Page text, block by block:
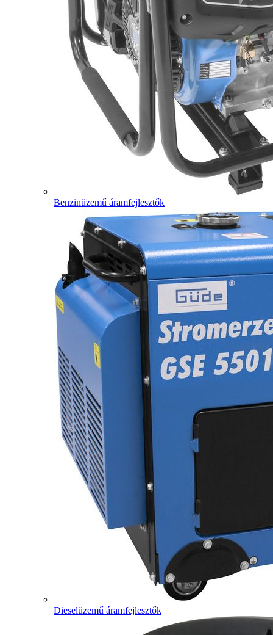
Benzinüzemű áramfejlesztők
Dieselüzemű áramfejlesztők